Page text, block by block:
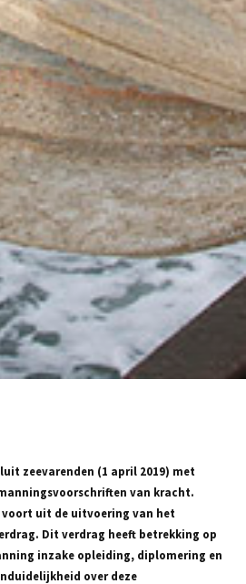
zeevarenden (1 april 2019) met
van kracht.
voort uit de uitvoering van het
Dit verdrag heeft betrekking op
inzake opleiding, diplomering en
over deze